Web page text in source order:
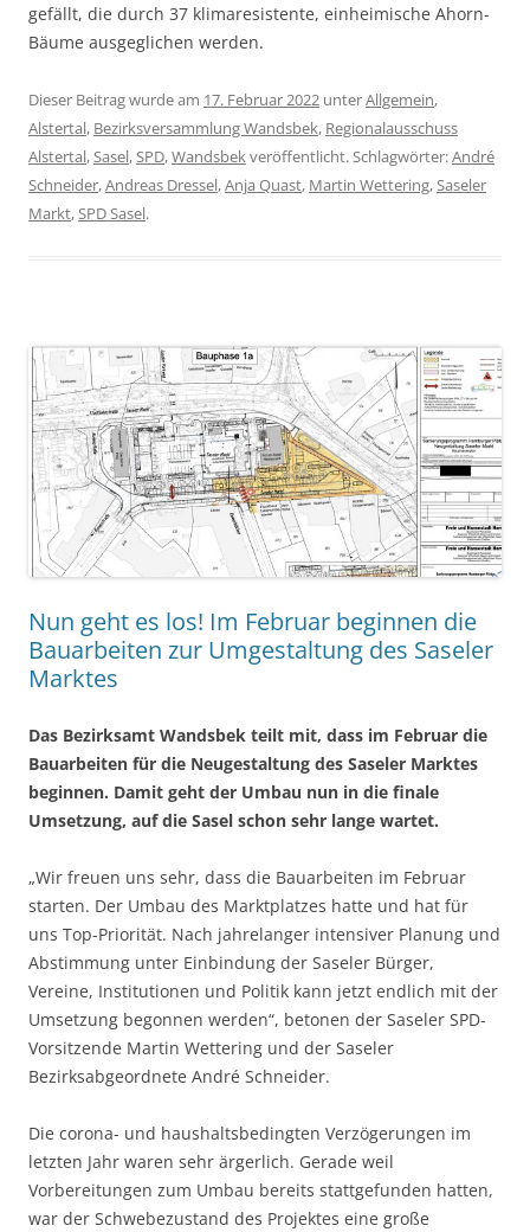
gefällt, die durch 37 klimaresistente, einheimische Ahorn-
Bäume ausgeglichen werden.
Dieser Beitrag wurde am 17. Februar 2022 unterAllgemein,
Alstertal, Bezirksversammlung Wandsbek, Regionalausschuss
Alstertal,Sasel,SPD,Wandsbekveröffentlicht. Schlagwörter:André
Schneider,Andreas Dressel,Anja Quast, Martin Wettering,Saseler
Markt,SPD Sasel.
Nun geht es los! Im Februar beginnen die
Bauarbeiten zur Umgestaltung des Saseler
Marktes
Das Bezirksamt Wandsbek teilt mit, dass im Februar die
Bauarbeiten für die Neugestaltung des Saseler Marktes
beginnen. Damit geht der Umbau nun in die finale
Umsetzung, auf die Sasel schon sehr lange wartet.
„Wir freuen uns sehr, dass die Bauarbeiten im Februar
starten. Der Umbau des Marktplatzes hatte und hat für
uns Top-Priorität. Nach jahrelanger intensiver Planung und
Abstimmung unter Einbindung der Saseler Bürger,
Vereine, Institutionen und Politik kann jetzt endlich mit der
Umsetzung begonnen werden“, betonen der Saseler SPD-
Vorsitzende Martin Wettering und der Saseler
Bezirksabgeordnete André Schneider.
Die corona- und haushaltsbedingten Verzögerungen im
letzten Jahr waren sehr ärgerlich. Gerade weil
Vorbereitungen zum Umbau bereits stattgefunden hatten,
war der Schwebezustand des Projektes eine große